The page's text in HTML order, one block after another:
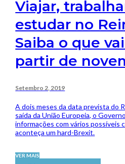
Viajar,
estudar no
Saiba o que
partir de
Setembro 2, 2019
A dois meses da data prevista do
saída da União Europeia, o
informações com vários possíveis
aconteça um hard-Brexit.
VER MAIS